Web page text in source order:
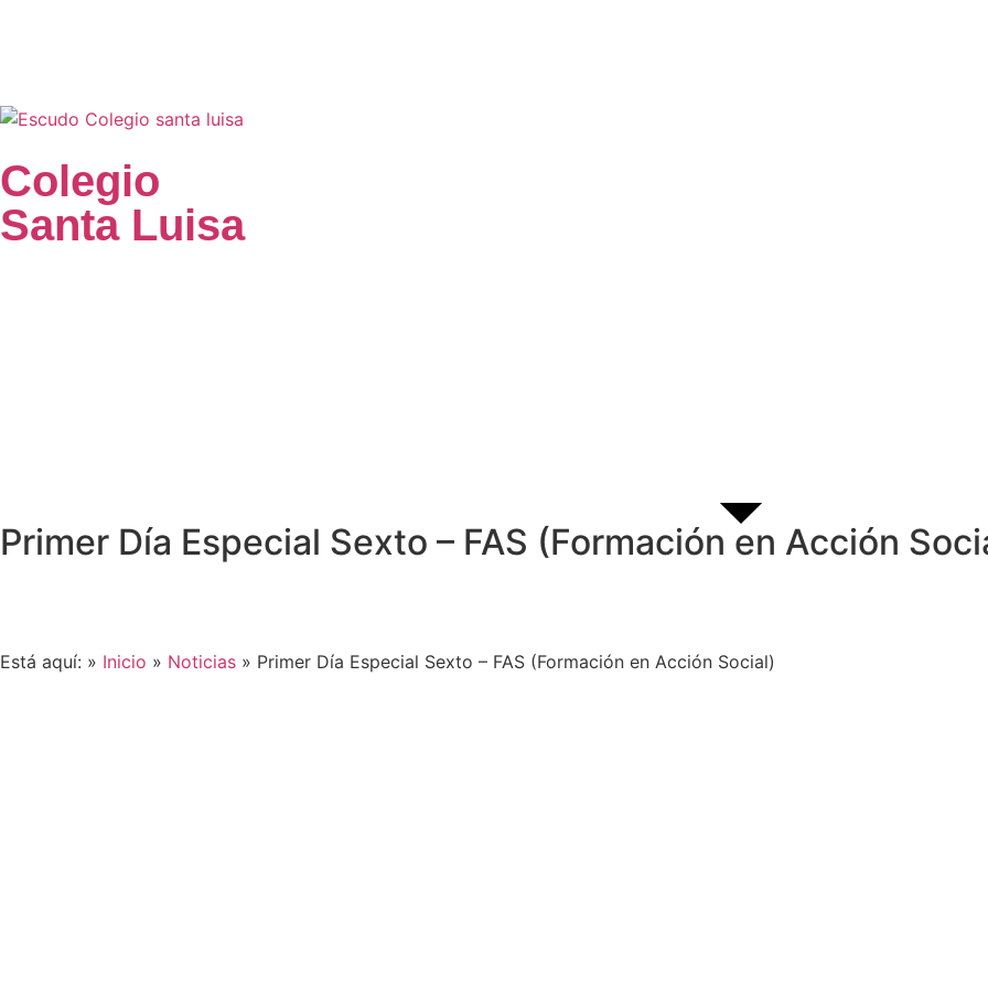
Colegio
Santa Luisa
Primer Día Especial Sexto – FAS (Formación en Acción
Está aquí: » Inicio » Noticias » Primer Día Especial Sexto – FAS (Formación en Acción Social)